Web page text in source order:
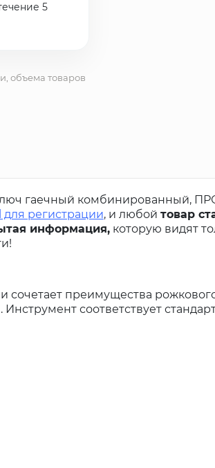
5
объема товаров
гаечный комбинированный,
для регистрации, и любой товар
информация,которую видят
преимущества
соответствует